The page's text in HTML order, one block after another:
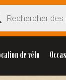
de vélo